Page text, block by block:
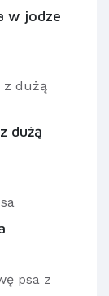
w jodze
dużą